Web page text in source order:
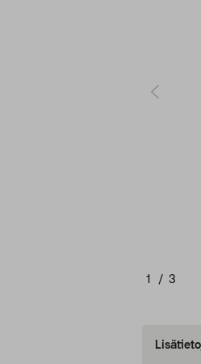
1 / 3